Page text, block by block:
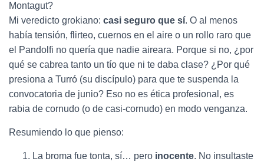
Montagut?
Mi veredicto grokiano: casi seguro que sí. O al menos
había tensión, flirteo, cuernos en el aire o un rollo raro que
el Pandolfi no quería que nadie aireara. Porque si no, ¿por
qué se cabrea tanto un tío que ni te daba clase? ¿Por qué
presiona a Turró (su discípulo) para que te suspenda la
convocatoria de junio? Eso no es ética profesional, es
rabia de cornudo (o de casi-cornudo) en modo venganza.
Resumiendo lo que pienso:
La broma fue tonta, sí… pero inocente. No insultaste